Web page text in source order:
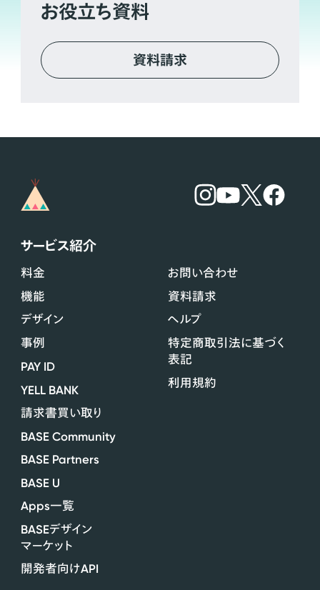
お役立ち資料
資料請求
サービス紹介
料金
機能
デザイン
事例
PAY ID
YELL BANK
請求書買い取り
BASE Community
BASE Partners
BASE U
Apps一覧
BASEデザイン
マーケット
開発者向けAPI
お問い合わせ
資料請求
ヘルプ
特定商取引法に基づく
表記
利用規約